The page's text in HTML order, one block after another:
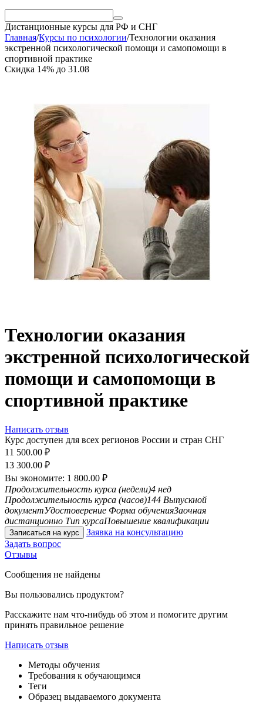
Дистанционные курсы для РФ и СНГ
Главная/Курсы по психологии/Технологии оказания
экстренной психологической помощи и самопомощи в
спортивной практике
Скидка 14% до 31.08
Технологии оказания
экстренной психологической
помощи и самопомощи в
спортивной практике
Написать отзыв
Курс доступен для всех регионов России и стран СНГ
11 500.00 ₽
13 300.00 ₽
Вы экономите: 1 800.00 ₽
Продолжительность курса (недели)4 нед
Продолжительность курса (часов)144 Выпускной
документУдостоверение Форма обученияЗаочная
дистанционно Тип курсаПовышение квалификации
Записаться на курс
Заявка на консультацию
Задать вопрос
Отзывы
Сообщения не найдены
Вы пользовались продуктом?
Расскажите нам что-нибудь об этом и помогите другим
принять правильное решение
Написать отзыв
Методы обучения
Требования к обучающимся
Теги
Образец выдаваемого документа